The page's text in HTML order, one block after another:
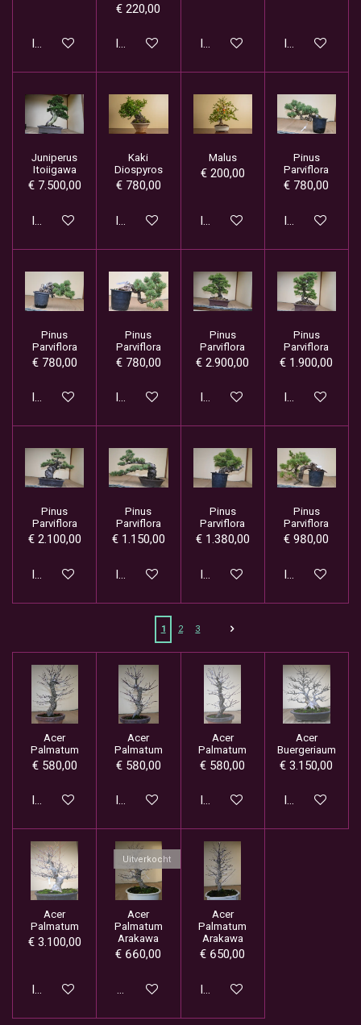
In winkelwagen
€ 220,00
In winkelwagen In winkelwagen In
Juniperus
Itoiigawa
€ 7.500,00
In winkelwagen
Kaki
Diospyros
€ 780,00
In winkelwagen
Malus
€ 200,00
In winkelwagen
Pinus
Parviflora
€ 780,00
In
Pinus
Parviflora
€ 780,00
In winkelwagen
Pinus
Parviflora
€ 780,00
In winkelwagen
Pinus
Parviflora
€ 2.900,00
In winkelwagen
Pinus
Parviflora
€ 1.900,00
In
Pinus
Parviflora
€ 2.100,00
In winkelwagen
Pinus
Parviflora
€ 1.150,00
In winkelwagen
Pinus
Parviflora
€ 1.380,00
In winkelwagen
Pinus
Parviflora
€ 980,00
In
1 2 3
Acer
Palmatum
€ 580,00
In winkelwagen
Acer
Palmatum
€ 580,00
In winkelwagen
Acer
Palmatum
€ 580,00
In winkelwagen
Acer
Buergeriaum
€ 3.150,00
In
Acer
Palmatum
€ 3.100,00
In winkelwagen
Uitverkocht
Acer
Palmatum
Arakawa
€ 660,00
Houd mij op de hoogte
Acer
Palmatum
Arakawa
€ 650,00
In winkelwagen